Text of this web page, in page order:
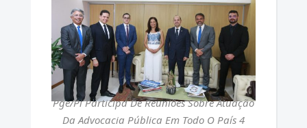
Pge/Pi Participa De Reuniões Sobre Atuação
Da Advocacia Pública Em Todo O País 4